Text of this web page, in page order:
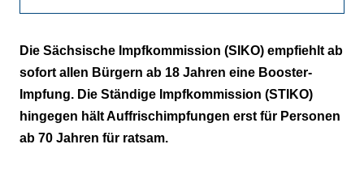
In Thüringen und Sachsen sind Booster für
alle möglich
Die sTIKO bleibt dagegen bei ihrer
Empfehlung
Die Sächsische Impfkommission (SIKO) empfiehlt ab
sofort allen Bürgern ab 18 Jahren eine Booster-
Impfung. Die Ständige Impfkommission (STIKO)
hingegen hält Auffrischimpfungen erst für Personen
ab 70 Jahren für ratsam.